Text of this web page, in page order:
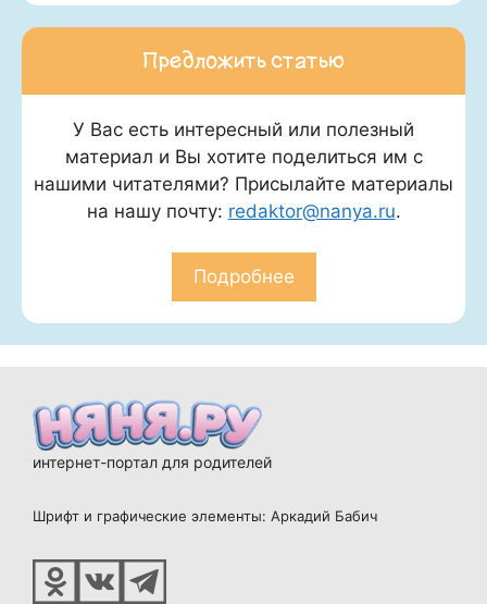
Предложить статью
У Вас есть интересный или полезный
материал и Вы хотите поделиться им с
нашими читателями? Присылайте материалы
на нашу почту: redaktor@nanya.ru.
Подробнее
интернет-портал для родителей
Шрифт и графические элементы: Аркадий Бабич